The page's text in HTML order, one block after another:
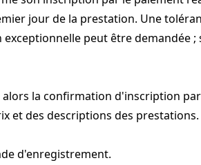
jour de la prestation. Une
peut être demandée
alors la confirmation d'inscription
et des descriptions des prestations.
d'enregistrement.